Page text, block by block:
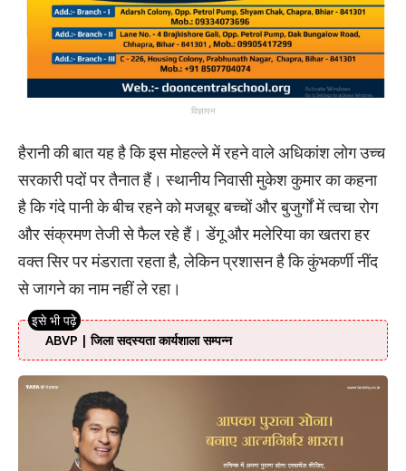
विज्ञापन
हैरानी की बात यह है कि इस मोहल्ले में रहने वाले अधिकांश लोग उच्च
सरकारी पदों पर तैनात हैं। स्थानीय निवासी मुकेश कुमार का कहना
है कि गंदे पानी के बीच रहने को मजबूर बच्चों और बुजुर्गों में त्वचा रोग
और संक्रमण तेजी से फैल रहे हैं। डेंगू और मलेरिया का खतरा हर
वक्त सिर पर मंडराता रहता है, लेकिन प्रशासन है कि कुंभकर्णी नींद
से जागने का नाम नहीं ले रहा।
ABVP | जिला सदस्यता कार्यशाला सम्पन्न